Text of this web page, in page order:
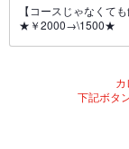
【コースじゃなくて
★￥2000→\1500★
下記ボタ